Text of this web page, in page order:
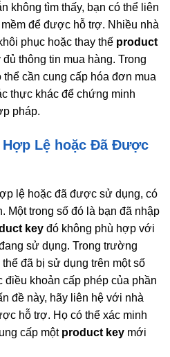
không tìm thấy, bạn có thể liên
để được hỗ trợ. Nhiều nhà
phục hoặc thay thế product
thông tin mua hàng. Trong
cần cung cấp hóa đơn mua
thực khác để chứng minh
pháp.
Lệ hoặc Đã Được
lệ hoặc đã được sử dụng, có
Một trong số đó là bạn đã nhập
key đó không phù hợp với
sử dụng. Trong trường
thể đã bị sử dụng trên một số
điều khoản cấp phép của phần
đề này, hãy liên hệ với nhà
hỗ trợ. Họ có thể xác minh
cấp một product key mới